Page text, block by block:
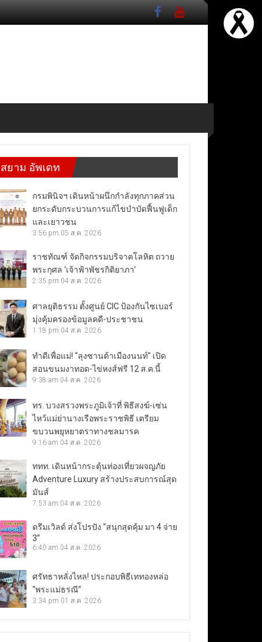
สยาม อัพเดท
กรมพินิจฯ เดินหน้าผนึกกำลังทุกภาคส่วน
ยกระดับกระบวนการแก้ไขบำบัดฟื้นฟูเด็ก
และเยาวชน
3:56 pm 05 ส.ค. 2026
ราชทัณฑ์ จัดกิจกรรมบริจาคโลหิต ถวาย
พระกุศล ‘เจ้าฟ้าพัชรกิติยาภา’
2:35 pm 04 ส.ค. 2026
ศาลยุติธรรม ตั้งศูนย์ CIC ป้องกันไซเบอร์
มุ่งคุ้มครองข้อมูลคดี-ประชาชน
1:18 pm 04 ส.ค. 2026
ทำดีเพื่อแม่! “ลุงซานต้าเมืองนนท์” เปิด
สอนขนมงาทอด-ไข่หงส์ฟรี 12 ส.ค.นี้
9:38 am 04 ส.ค. 2026
ทร. บวงสรวงพระภูมิเจ้าที่ พิธีสงฆ์-เซ่น
ไหว้แม่ย่านางเรือพระราชพิธี เตรียม
ขบวนพยุหยาตราทางชลมารค
9:16 am 04 ส.ค. 2026
ททท. เดินหน้ากระตุ้นท่องเที่ยวผจญภัย
Adventure Luxury สร้างประสบการณ์สุด
มันส์
7:53 am 04 ส.ค. 2026
ดรีมเวิลด์ ส่งโปรปัง “สนุกสุดคุ้ม มา 4 จ่าย
3”
6:40 am 04 ส.ค. 2026
ศรัทธาหลั่งไหล! ประกอบพิธีเททองหล่อ
“พระแม่ธรณี”
3:34 pm 01 ส.ค. 2026